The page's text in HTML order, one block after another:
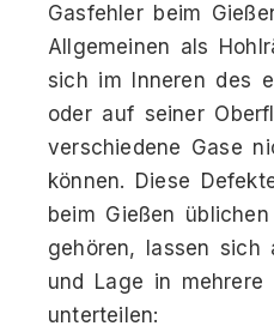
Gasfehler beim
Allgemeinen als
sich im Inneren des
oder auf seiner
verschiedene Gase
können. Diese
beim Gießen
gehören, lassen sich
und Lage in mehrere
unterteilen: